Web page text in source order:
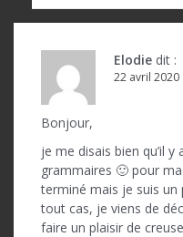
l
Elodie dit :
22 avril 2020
Bonjour,
je me disais bien qu’il
grammaires 🙂 pour
terminé mais je suis un
tout cas, je viens de
faire un plaisir de